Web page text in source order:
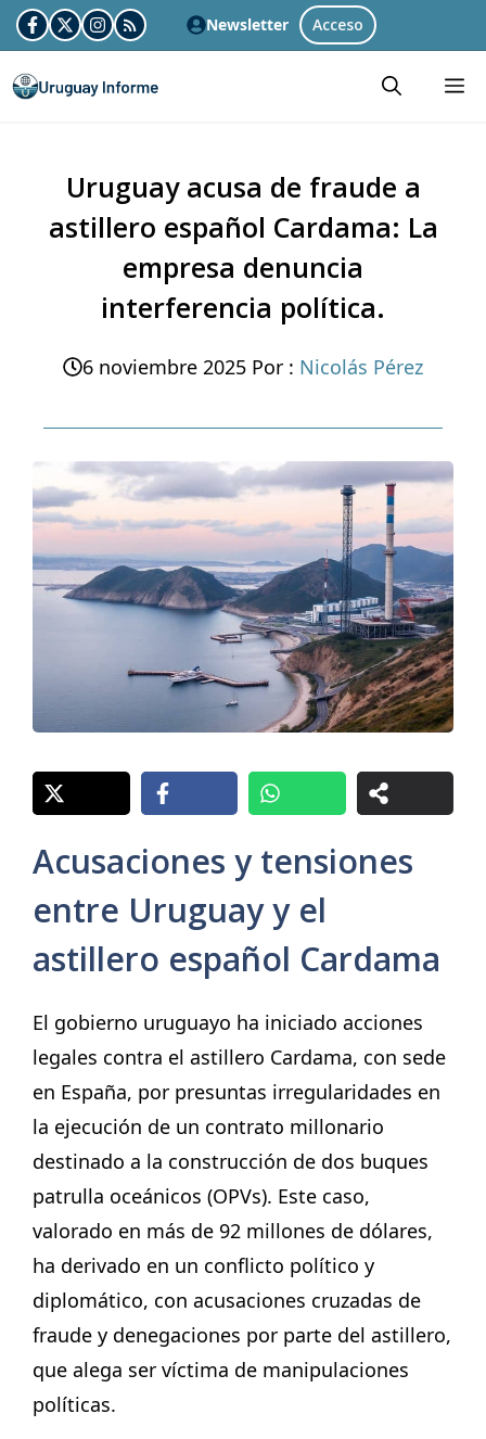
Skip
to
content
Newsletter Acceso
Uruguay acusa de fraude a
astillero español Cardama: La
empresa denuncia
interferencia política.
6 noviembre 2025 Por : Nicolás Pérez
Acusaciones y tensiones
entre Uruguay y el
astillero español Cardama
El gobierno uruguayo ha iniciado acciones
legales contra el astillero Cardama, con sede
en España, por presuntas irregularidades en
la ejecución de un contrato millonario
destinado a la construcción de dos buques
patrulla oceánicos (OPVs). Este caso,
valorado en más de 92 millones de dólares,
ha derivado en un conflicto político y
diplomático, con acusaciones cruzadas de
fraude y denegaciones por parte del astillero,
que alega ser víctima de manipulaciones
políticas.